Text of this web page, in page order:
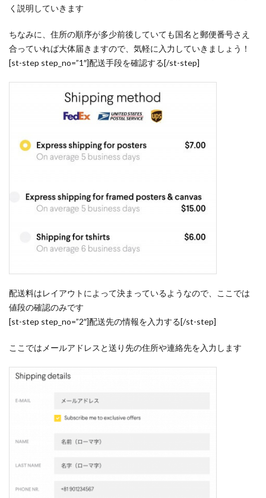
く説明していきます
ちなみに、住所の順序が多少前後していても国名と郵便番号さえ
合っていれば大体届きますので、気軽に入力していきましょう！
[st-step step_no=”1″]配送手段を確認する[/st-step]
配送料はレイアウトによって決まっているようなので、ここでは
値段の確認のみです
[st-step step_no=”2″]配送先の情報を入力する[/st-step]
ここではメールアドレスと送り先の住所や連絡先を入力します